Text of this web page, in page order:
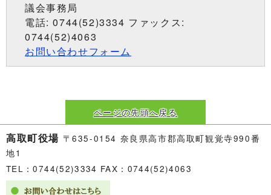
議会事務局
電話: 0744(52)3334 ファックス:
0744(52)4063
お問い合わせフォーム
ページの先頭へ戻る
高取町役場 〒635-0154 奈良県高市郡高取町観覚寺990番
地1
TEL：0744(52)3334 FAX：0744(52)4063